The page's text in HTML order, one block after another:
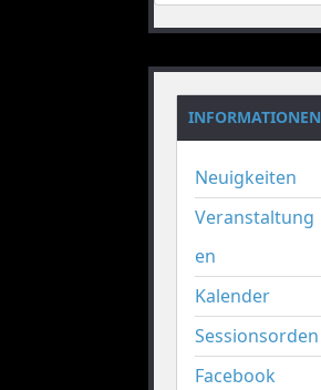
INFORMATIONEN
Neuigkeiten
Veranstaltung
en
Kalender
Sessionsorden
Facebook